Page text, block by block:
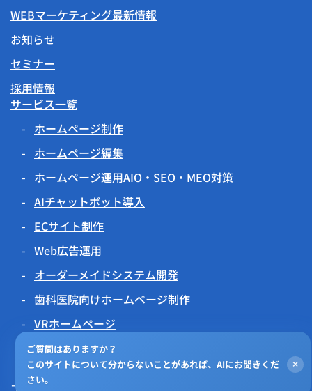
WEBマーケティング最新情報
お知らせ
セミナー
採用情報
サービス一覧
ホームページ制作
ホームページ編集
ホームページ運用AIO・SEO・MEO対策
AIチャットボット導入
ECサイト制作
Web広告運用
オーダーメイドシステム開発
歯科医院向けホームページ制作
VRホームページ
伝わるアニメーション
チラシビジョン
ご質問はありますか？
このサイトについて分からないことがあれば、AIにお聞きくだ
さい。
×